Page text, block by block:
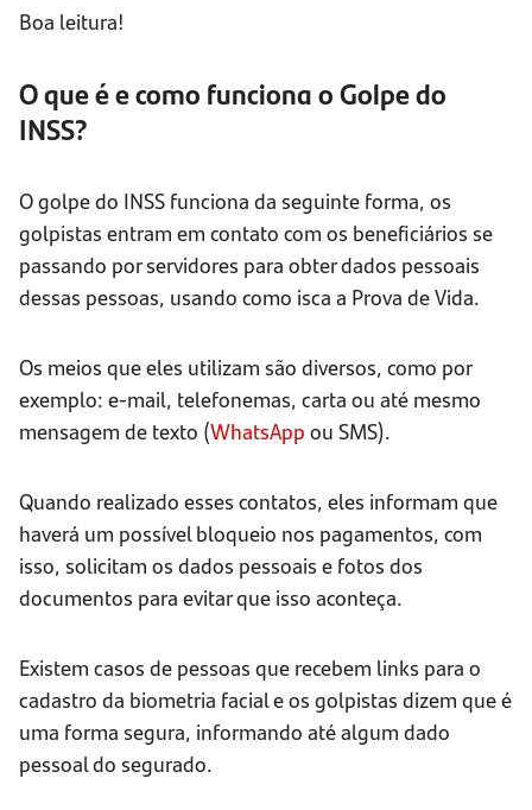
Boa leitura!
O que é e como funciona o Golpe do
INSS?
O golpe do INSS funciona da seguinte forma, os
golpistas entram em contato com os beneficiários se
passando por servidores para obter dados pessoais
dessas pessoas, usando como isca a Prova de Vida.
Os meios que eles utilizam são diversos, como por
exemplo: e-mail, telefonemas, carta ou até mesmo
mensagem de texto (WhatsApp ou SMS).
Quando realizado esses contatos, eles informam que
haverá um possível bloqueio nos pagamentos, com
isso, solicitam os dados pessoais e fotos dos
documentos para evitar que isso aconteça.
Existem casos de pessoas que recebem links para o
cadastro da biometria facial e os golpistas dizem que é
uma forma segura, informando até algum dado
pessoal do segurado.